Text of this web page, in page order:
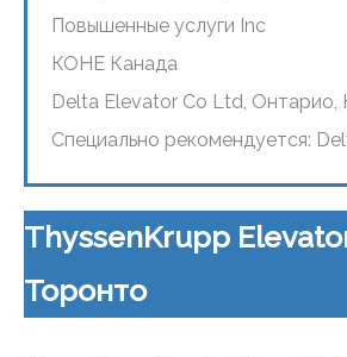
Повышенные услуги Inc
КОНЕ Канада
Delta Elevator Co Ltd, Онтарио,
Специально рекомендуется:
ThyssenKrupp
Торонто